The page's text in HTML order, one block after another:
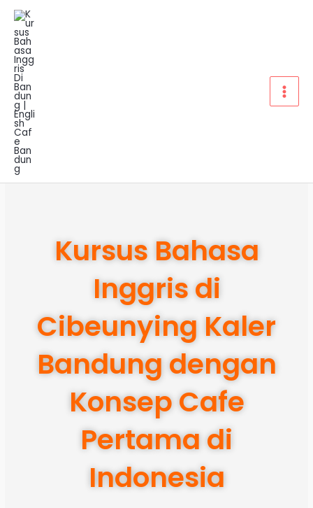
Lewati
konten
Kursus Bahasa
Inggris di
Cibeunying Kaler
Bandung dengan
Konsep Cafe
Pertama di
Indonesia